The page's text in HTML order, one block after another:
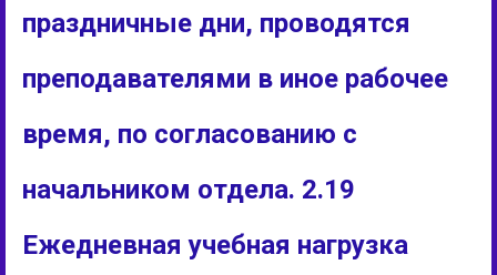
праздничные дни, проводятся
преподавателями в иное рабочее
время, по согласованию с
начальником отдела. 2.19
Ежедневная учебная нагрузка